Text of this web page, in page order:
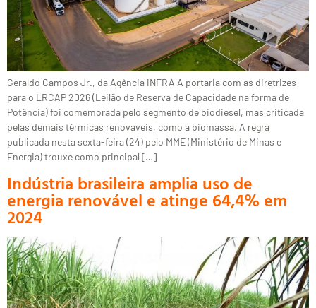
Geraldo Campos Jr., da Agência iNFRA A portaria com as diretrizes
para o LRCAP 2026 (Leilão de Reserva de Capacidade na forma de
Potência) foi comemorada pelo segmento de biodiesel, mas criticada
pelas demais térmicas renováveis, como a biomassa. A regra
publicada nesta sexta-feira (24) pelo MME (Ministério de Minas e
Energia) trouxe como principal […]
Indústria brasileira amplia uso de
energia renovável e atinge 64,4% em
2024